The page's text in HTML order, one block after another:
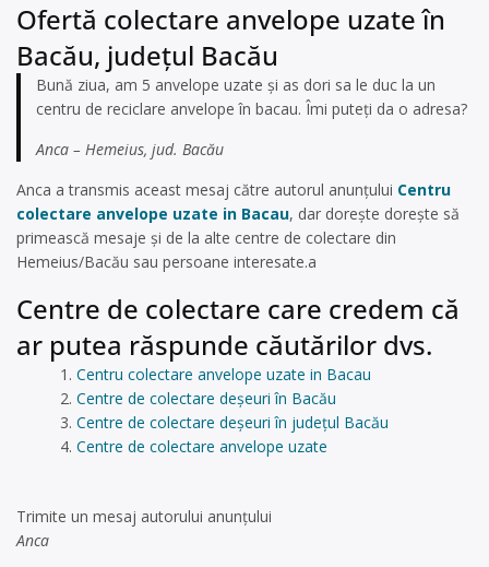
Ofertă colectare anvelope uzate în
Bacău, județul Bacău
Bună ziua, am 5 anvelope uzate și as dori sa le duc la un
centru de reciclare anvelope în bacau. Îmi puteți da o adresa?
Anca – Hemeius, jud. Bacău
Anca a transmis aceast mesaj către autorul anunțului Centru
colectare anvelope uzate in Bacau, dar dorește dorește să
primească mesaje și de la alte centre de colectare din
Hemeius/Bacău sau persoane interesate.a
Centre de colectare care credem că
ar putea răspunde căutărilor dvs.
Centru colectare anvelope uzate in Bacau
Centre de colectare deșeuri în Bacău
Centre de colectare deșeuri în județul Bacău
Centre de colectare anvelope uzate
Trimite un mesaj autorului anunţului
Anca